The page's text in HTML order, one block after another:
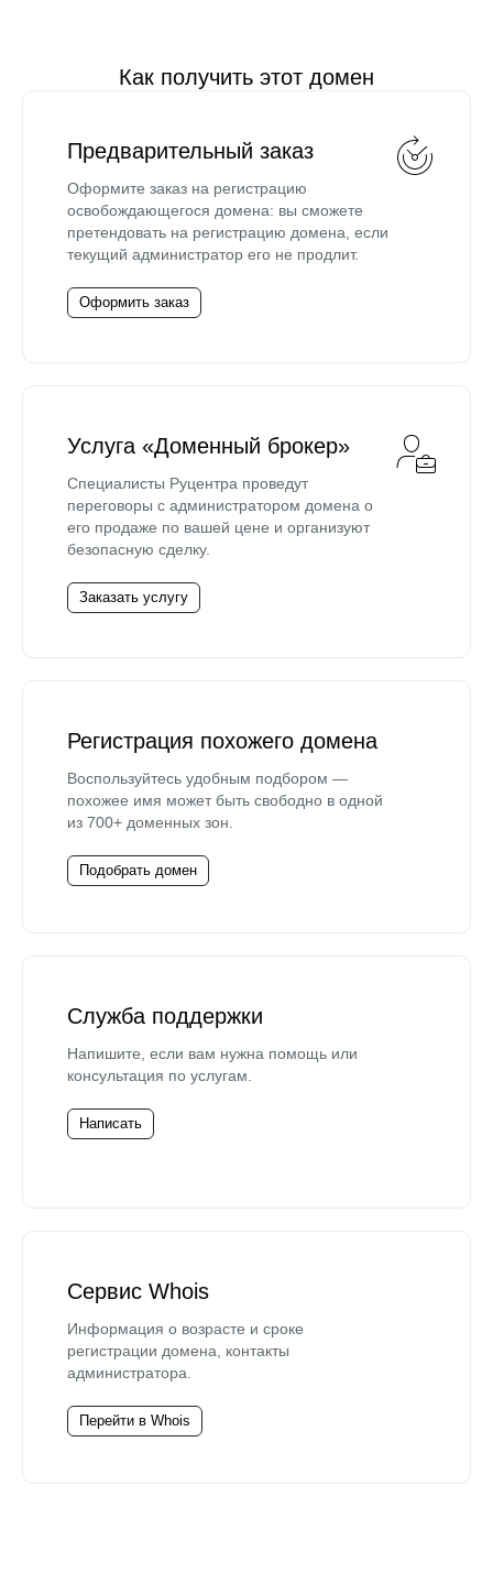
Как получить этот домен
Предварительный заказ
Оформите заказ на регистрацию
освобождающегося домена: вы сможете
претендовать на регистрацию домена, если
текущий администратор его не продлит.
Оформить заказ
Услуга «Доменный брокер»
Специалисты Руцентра проведут
переговоры с администратором домена о
его продаже по вашей цене и организуют
безопасную сделку.
Заказать услугу
Регистрация похожего домена
Воспользуйтесь удобным подбором —
похожее имя может быть свободно в одной
из 700+ доменных зон.
Подобрать домен
Служба поддержки
Напишите, если вам нужна помощь или
консультация по услугам.
Написать
Сервис Whois
Информация о возрасте и сроке
регистрации домена, контакты
администратора.
Перейти в Whois